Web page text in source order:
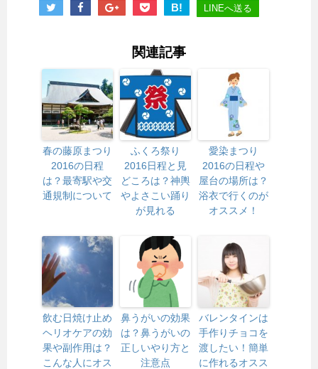
B! LINEへ送る
関連記事
春の藤原まつり
2016の日程
は？最寄駅や交
通規制について
ふくろ祭り
2016日程と見
どころは？神輿
やよさこい踊り
が見れる
愛染まつり
2016の日程や
屋台の場所は？
浴衣で行くのが
オススメ！
飲む日焼け止め
ヘリオケアの効
果や副作用は？
こんな人にオス
鼻うがいの効果
は？鼻うがいの
正しいやり方と
注意点
バレンタインは
手作りチョコを
渡したい！簡単
に作れるオスス